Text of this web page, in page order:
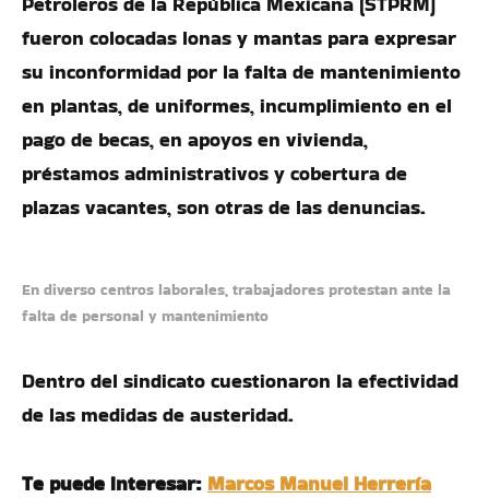
fueron colocadas lonas y mantas para expresar
su inconformidad por la falta de mantenimiento
en plantas, de uniformes, incumplimiento en el
pago de becas, en apoyos en vivienda,
préstamos administrativos y cobertura de
plazas vacantes, son otras de las denuncias.
En diverso centros laborales, trabajadores protestan ante la
falta de personal y mantenimiento
Dentro del sindicato cuestionaron la efectividad
de las medidas de austeridad.
Te puede interesar: Marcos Manuel Herrería